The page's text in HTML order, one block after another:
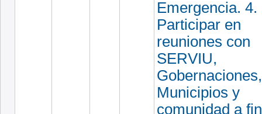
Emergencia. 4.
Participar en
reuniones con
SERVIU,
Gobernaciones,
Municipios y
comunidad a fin